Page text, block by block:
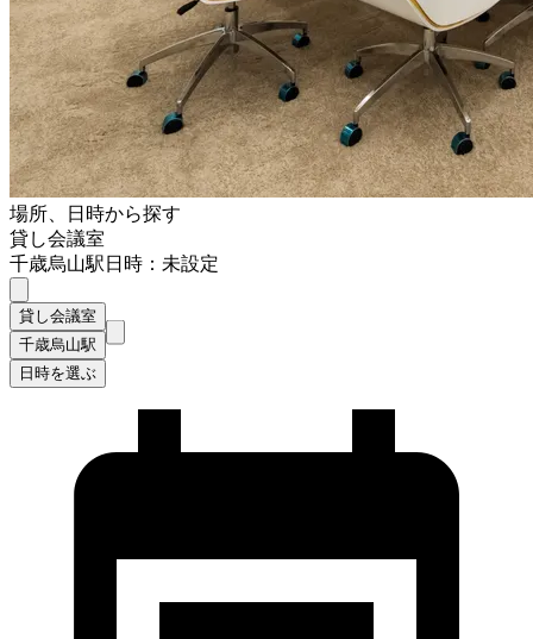
場所、日時から探す
貸し会議室
千歳烏山駅日時：未設定
貸し会議室
千歳烏山駅
日時を選ぶ